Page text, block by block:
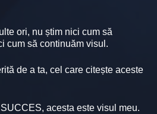
ori, nu știm nici cum să
cum să continuăm visul.
de a ta, cel care citește aceste
acesta este visul meu.